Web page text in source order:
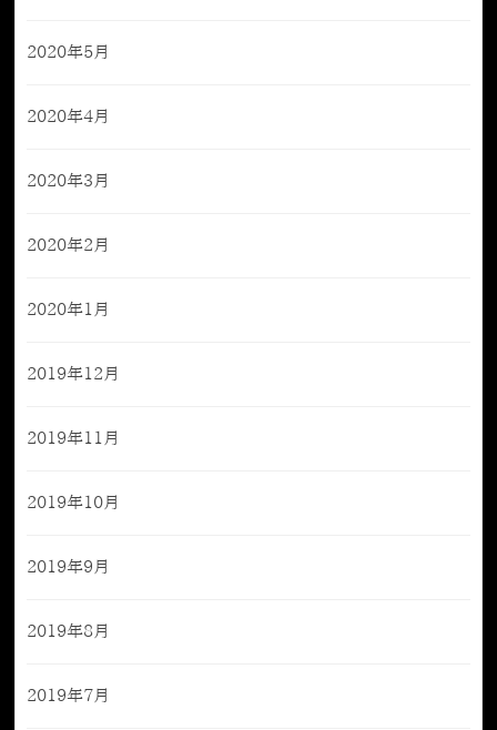
2020年5月
2020年4月
2020年3月
2020年2月
2020年1月
2019年12月
2019年11月
2019年10月
2019年9月
2019年8月
2019年7月